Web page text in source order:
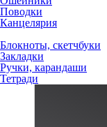
Поводки
Канцелярия
Блокноты, скетчбуки
Закладки
Ручки, карандаши
Тетради